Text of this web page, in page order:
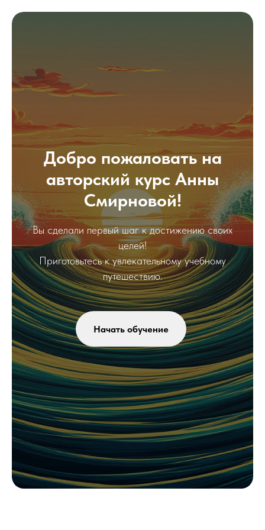
Добро пожаловать на
авторский курс Анны
Смирновой!
Вы сделали первый шаг к достижению своих
целей!
Приготовьтесь к увлекательному учебному
путешествию.
Начать обучение